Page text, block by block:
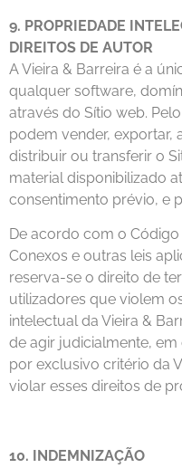
9. PROPRIEDADE
DIREITOS DE AUTOR
A Vieira & Barreira é a
qualquer software,
através do Sítio web.
podem vender, exportar,
distribuir ou transferir o
material disponibilizado
consentimento prévio, e
De acordo com o
Conexos e outras leis
reserva-se o direito de
utilizadores que violem
intelectual da Vieira &
de agir judicialmente,
por exclusivo critério da
violar esses direitos de
10. INDEMNIZAÇÃO